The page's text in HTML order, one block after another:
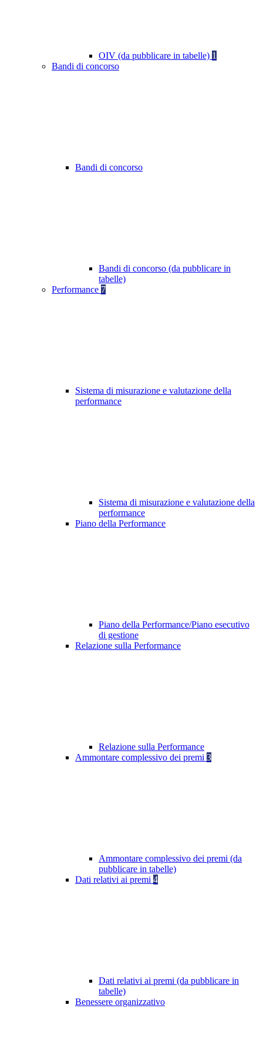
OIV (da pubblicare in tabelle) 1
Bandi di concorso
Bandi di concorso
Bandi di concorso (da pubblicare in
tabelle)
Performance 7
Sistema di misurazione e valutazione della
performance
Sistema di misurazione e valutazione della
performance
Piano della Performance
Piano della Performance/Piano esecutivo
di gestione
Relazione sulla Performance
Relazione sulla Performance
Ammontare complessivo dei premi 3
Ammontare complessivo dei premi (da
pubblicare in tabelle)
Dati relativi ai premi 4
Dati relativi ai premi (da pubblicare in
tabelle)
Benessere organizzativo